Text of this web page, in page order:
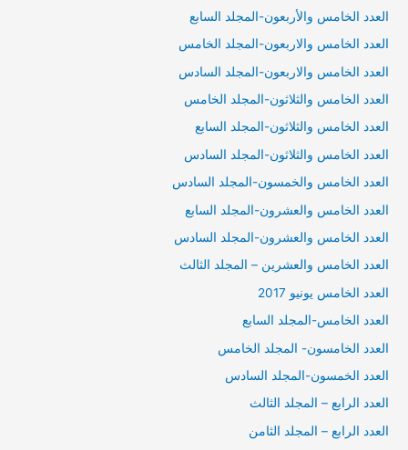
العدد الخامس والأربعون-المجلد السابع
العدد الخامس والاربعون-المجلد الخامس
العدد الخامس والاربعون-المجلد السادس
العدد الخامس والثلاثون-المجلد الخامس
العدد الخامس والثلاثون-المجلد السابع
العدد الخامس والثلاثون-المجلد السادس
العدد الخامس والخمسون-المجلد السادس
العدد الخامس والعشرون-المجلد السابع
العدد الخامس والعشرون-المجلد السادس
العدد الخامس والعشرين – المجلد الثالث
العدد الخامس يونيو 2017
العدد الخامس-المجلد السابع
العدد الخامسون- المجلد الخامس
العدد الخمسون-المجلد السادس
العدد الرابع – المجلد الثالث
العدد الرابع – المجلد الثامن